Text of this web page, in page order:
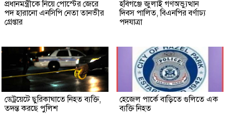
প্রধানমন্ত্রীকে নিয়ে পোস্টের জেরে
পদ হারানো এনসিপি নেতা তানভীর
গ্রেপ্তার
হবিগঞ্জে জুলাই গণঅভ্যুত্থান
দিবস পালিত, বিএনপির বর্ণাঢ্য
পদযাত্রা
ডেট্রয়েটে ছুরিকাঘাতে নিহত ব্যক্তি,
তদন্ত করছে পুলিশ
হেজেল পার্কে বাড়িতে গুলিতে এক
ব্যক্তি নিহত